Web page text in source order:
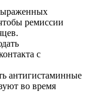
ремиссии
с
антигистаминные
во время